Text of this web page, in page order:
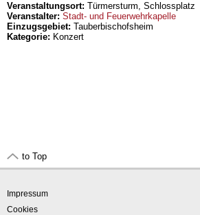
Veranstaltungsort: Türmersturm, Schlossplatz
Veranstalter: Stadt- und Feuerwehrkapelle
Einzugsgebiet: Tauberbischofsheim
Kategorie: Konzert
to Top
Impressum
Cookies